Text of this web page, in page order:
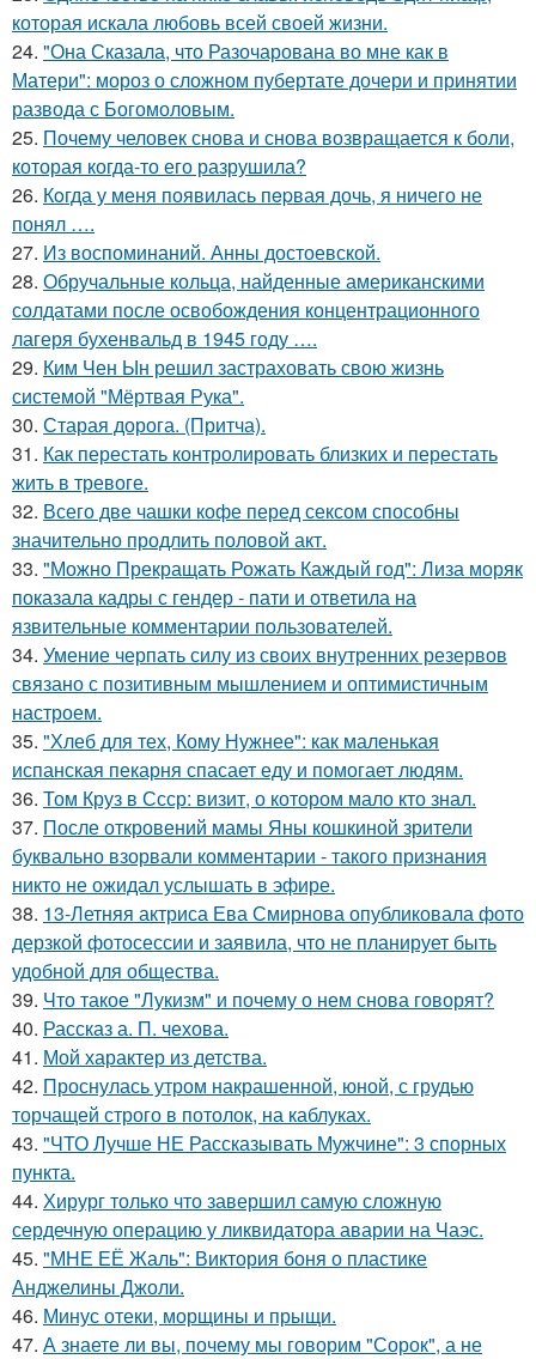
которая искала любовь всей своей жизни.
24. "Она Сказала, что Разочарована во мне как в
Матери": мороз о сложном пубертате дочери и принятии
развода с Богомоловым.
25. Почему человек снова и снова возвращается к боли,
которая когда-то его разрушила?
26. Кoгда у меня появилась пepвая дочь, я ничего не
понял ….
27. Из воспоминаний. Анны достоевской.
28. Обручальные кольца, найденные американскими
солдатами после освобождения концентрационного
лагеря бухенвальд в 1945 году ….
29. Ким Чен Ын решил застраховать свою жизнь
системой "Мёртвая Рука".
30. Старая дорога. (Притча).
31. Как перестать контролировать близких и перестать
жить в тревоге.
32. Всего две чашки кофе перед сексом способны
значительно продлить половой акт.
33. "Можно Прекращать Рожать Каждый год": Лиза моряк
показала кадры с гендер - пати и ответила на
язвительные комментарии пользователей.
34. Умение черпать силу из своих внутренних резервов
связано с позитивным мышлением и оптимистичным
настроем.
35. "Хлеб для тех, Кому Нужнее": как маленькая
испанская пекарня спасает еду и помогает людям.
36. Том Круз в Ссср: визит, о котором мало кто знал.
37. После откровений мамы Яны кошкиной зрители
буквально взорвали комментарии - такого признания
никто не ожидал услышать в эфире.
38. 13-Летняя актриса Ева Смирнова опубликовала фото
дерзкой фотосессии и заявила, что не планирует быть
удобной для общества.
39. Что такое "Лукизм" и почему о нем снова говорят?
40. Рассказ а. П. чехова.
41. Мой характер из детства.
42. Проснулась утром накрашенной, юной, с грудью
торчащей строго в потолок, на каблуках.
43. "ЧТО Лучше НЕ Рассказывать Мужчине": 3 спорных
пункта.
44. Хирург только что завершил самую сложную
сердечную операцию у ликвидатора аварии на Чаэс.
45. "МНЕ ЕЁ Жаль": Виктория боня о пластике
Анджелины Джоли.
46. Минус отеки, морщины и прыщи.
47. А знаете ли вы, почему мы говорим "Сорок", а не